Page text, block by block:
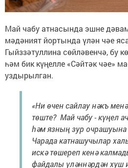
Май чабу атнасында эшне
мәдәният йортында үлән чәе
Гыйззәтуллина сөйләвенчә, бу
һәм бик күңелле «Сәйтәк чәе»
уздырылган.
«Ни өчен сайлау нәкъ
төште? Май чабу - күңел
һәм язның зур
Чарада катнашучылар
искә төшереп кенә
файдалы үләннәрдән хуш